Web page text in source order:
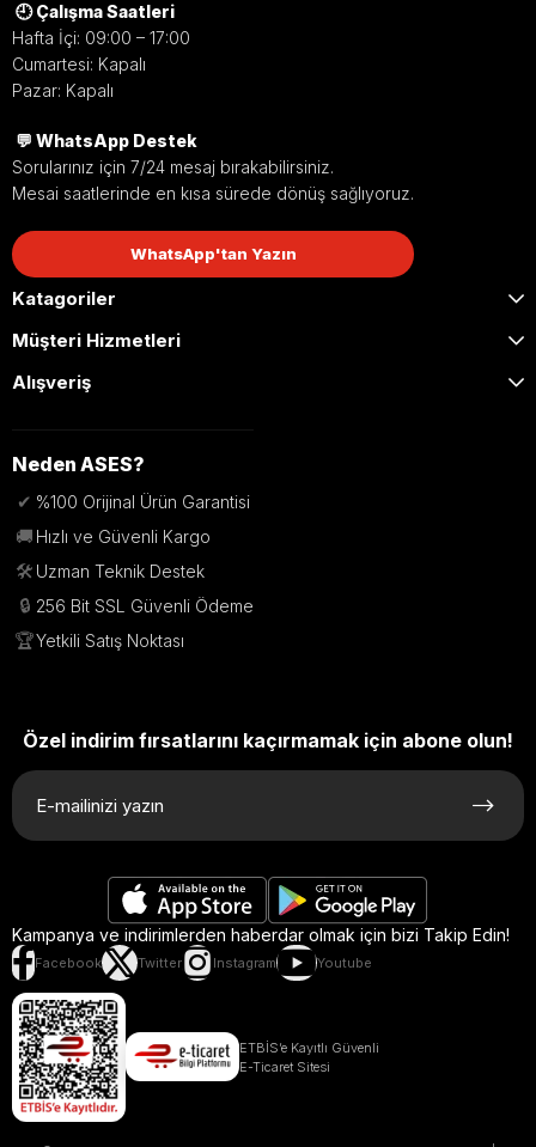
🕘 Çalışma Saatleri
Hafta İçi: 09:00 – 17:00
Cumartesi: Kapalı
Pazar: Kapalı
💬 WhatsApp Destek
Sorularınız için 7/24 mesaj bırakabilirsiniz.
Mesai saatlerinde en kısa sürede dönüş sağlıyoruz.
WhatsApp'tan Yazın
Katagoriler
Müşteri Hizmetleri
Alışveriş
Neden ASES?
✔ %100 Orijinal Ürün Garantisi
🚚 Hızlı ve Güvenli Kargo
🛠️ Uzman Teknik Destek
🔒 256 Bit SSL Güvenli Ödeme
🏆Yetkili Satış Noktası
Özel indirim fırsatlarını kaçırmamak için abone olun!
Kampanya ve indirimlerden haberdar olmak için bizi Takip Edin!
Facebook Twitter Instagram Youtube
ETBİS’e Kayıtlı Güvenli
E-Ticaret Sitesi